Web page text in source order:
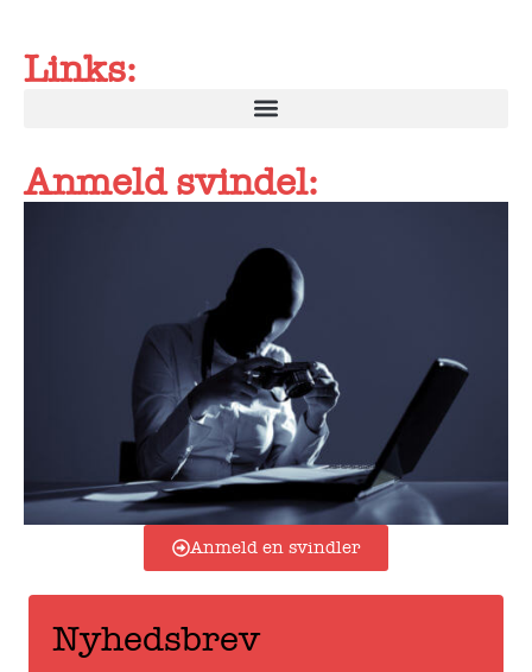
Links:
Anmeld svindel:
Anmeld en svindler
Nyhedsbrev